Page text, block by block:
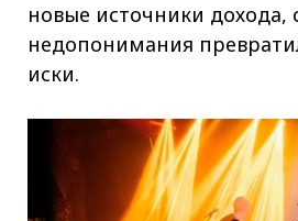
новые источники дохода,
недопонимания
иски.